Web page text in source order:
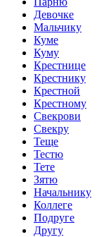
Девочке
Мальчику
Куме
Куму
Крестнице
Крестнику
Крестной
Крестному
Свекрови
Свекру
Теще
Тестю
Тете
Зятю
Начальнику
Коллеге
Подруге
Другу